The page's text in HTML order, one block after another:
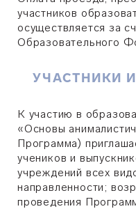
участников
осуществляется за
Образовательного
УЧАСТНИКИ
К участию в
«Основы
Программа)
учеников и
учреждений всех
направленности;
проведения